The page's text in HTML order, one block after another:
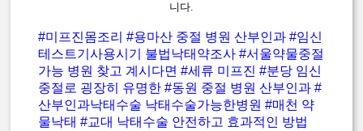
니다.
#미프진몸조리 #용마산 중절 병원 산부인과 #임신
테스트기사용시기 불법낙태약조사 #서울약물중절
가능 병원 찾고 계시다면 #세류 미프진 #분당 임신
중절로 굉장히 유명한 #동원 중절 병원 산부인과 #
산부인과낙태수술 낙태수술가능한병원 #매천 약
물낙태 #교대 낙태수술 안전하고 효과적인 방법